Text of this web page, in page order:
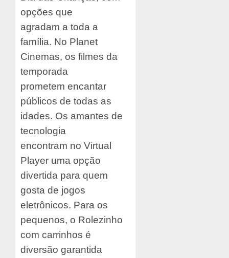
opções que
agradam a toda a
família. No Planet
Cinemas, os filmes da
temporada
prometem encantar
públicos de todas as
idades. Os amantes de
tecnologia
encontram no Virtual
Player uma opção
divertida para quem
gosta de jogos
eletrônicos. Para os
pequenos, o Rolezinho
com carrinhos é
diversão garantida